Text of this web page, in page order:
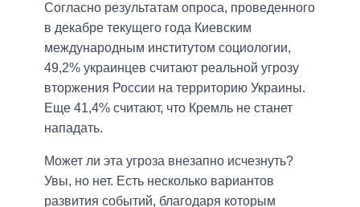
Согласно результатам опроса, проведенного
в декабре текущего года Киевским
международным институтом социологии,
49,2% украинцев считают реальной угрозу
вторжения России на территорию Украины.
Еще 41,4% считают, что Кремль не станет
нападать.
Может ли эта угроза внезапно исчезнуть?
Увы, но нет. Есть несколько вариантов
развития событий, благодаря которым